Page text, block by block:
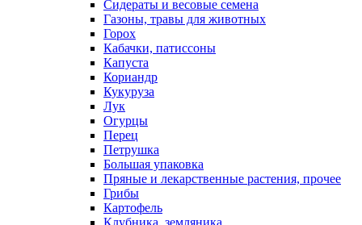
Сидераты и весовые семена
Газоны, травы для животных
Горох
Кабачки, патиссоны
Капуста
Кориандр
Кукуруза
Лук
Огурцы
Перец
Петрушка
Большая упаковка
Пряные и лекарственные растения, прочее
Грибы
Картофель
Клубника, земляника